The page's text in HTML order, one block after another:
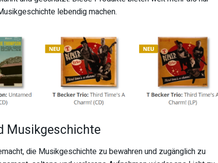
lebendig machen.
Musikgeschichte
die Musikgeschichte zu bewahren und zugänglich zu